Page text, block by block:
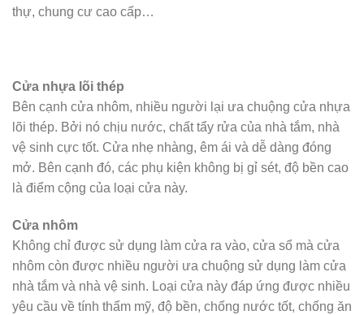
thự, chung cư cao cấp…
Cửa nhựa lõi thép
Bên cạnh cửa nhôm, nhiều người lại ưa chuộng cửa nhựa
lõi thép. Bởi nó chịu nước, chất tẩy rửa của nhà tắm, nhà
vệ sinh cực tốt. Cửa nhẹ nhàng, êm ái và dễ dàng đóng
mở. Bên cạnh đó, các phụ kiện không bị gỉ sét, độ bền cao
là điểm cộng của loại cửa này.
Cửa nhôm
Không chỉ được sử dụng làm cửa ra vào, cửa sổ mà cửa
nhôm còn được nhiều người ưa chuộng sử dụng làm cửa
nhà tắm và nhà vệ sinh. Loại cửa này đáp ứng được nhiều
yêu cầu về tính thẩm mỹ, độ bền, chống nước tốt, chống ăn